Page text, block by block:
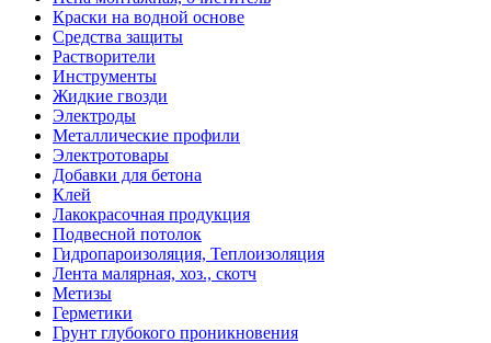
Краски на водной основе
Средства защиты
Растворители
Инструменты
Жидкие гвозди
Электроды
Металлические профили
Электротовары
Добавки для бетона
Клей
Лакокрасочная продукция
Подвесной потолок
Гидропароизоляция, Теплоизоляция
Лента малярная, хоз., скотч
Метизы
Герметики
Грунт глубокого проникновения